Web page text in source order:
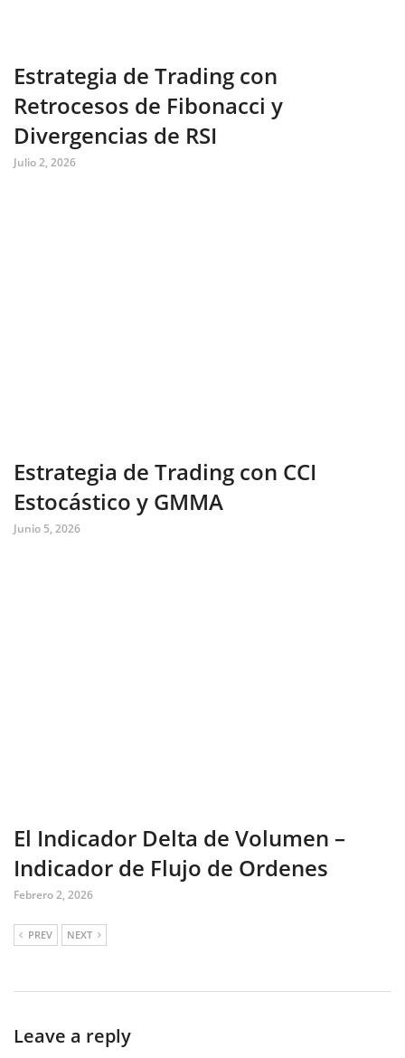
Estrategia de Trading con
Retrocesos de Fibonacci y
Divergencias de RSI
Julio 2, 2026
Estrategia de Trading con CCI
Estocástico y GMMA
Junio 5, 2026
El Indicador Delta de Volumen –
Indicador de Flujo de Ordenes
Febrero 2, 2026
PREV NEXT
Leave a reply